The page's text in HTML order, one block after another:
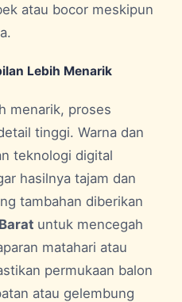
atau bocor meskipun
Lebih Menarik
menarik, proses
tinggi. Warna dan
teknologi digital
hasilnya tajam dan
tambahan diberikan
untuk mencegah
matahari atau
permukaan balon
atau gelembung